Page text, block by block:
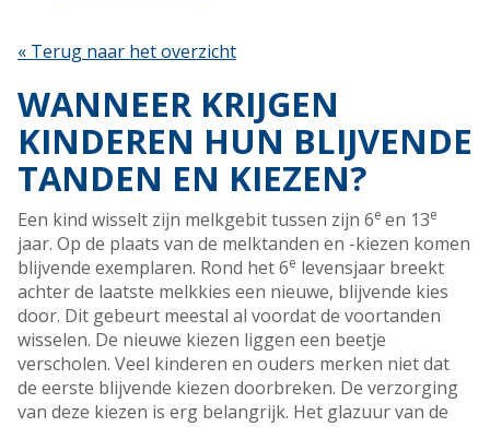
« Terug naar het overzicht
WANNEER KRIJGEN
KINDEREN HUN BLIJVENDE
TANDEN EN KIEZEN?
Een kind wisselt zijn melkgebit tussen zijn 6e en 13e
jaar. Op de plaats van de melktanden en -kiezen komen
blijvende exemplaren. Rond het 6e levensjaar breekt
achter de laatste melkkies een nieuwe, blijvende kies
door. Dit gebeurt meestal al voordat de voortanden
wisselen. De nieuwe kiezen liggen een beetje
verscholen. Veel kinderen en ouders merken niet dat
de eerste blijvende kiezen doorbreken. De verzorging
van deze kiezen is erg belangrijk. Het glazuur van de